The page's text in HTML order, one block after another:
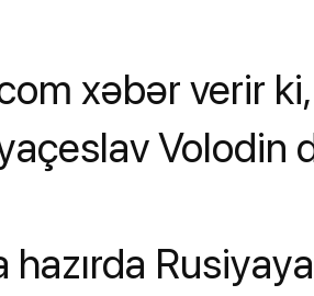
xəbər verir
Volodin
hazırda